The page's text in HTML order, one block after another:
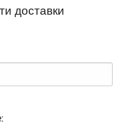
доставки